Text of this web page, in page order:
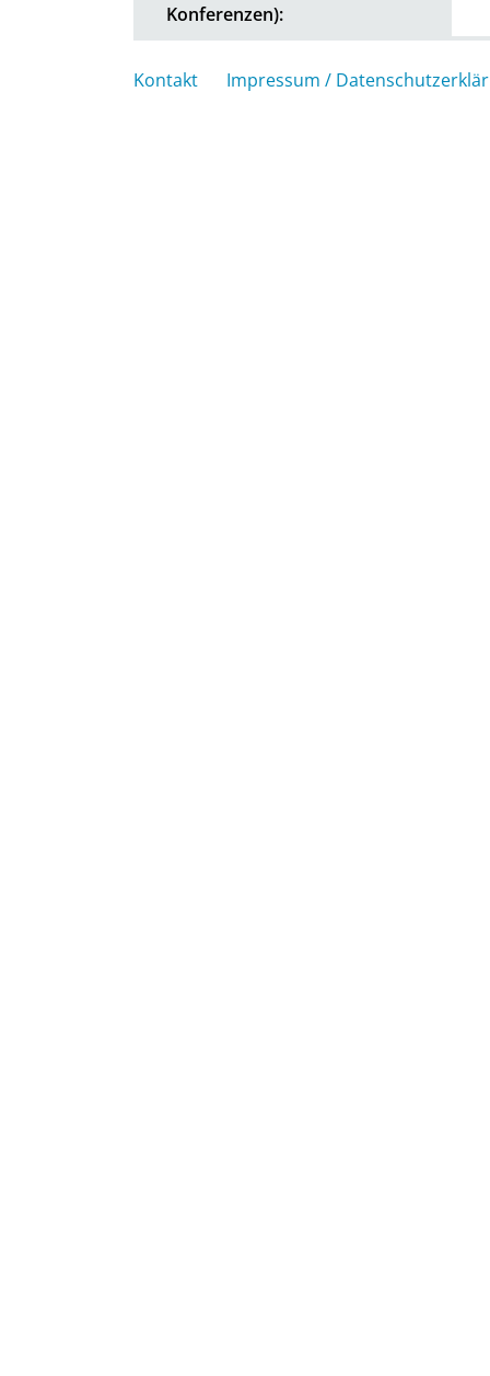
Konferenzen):
Kontakt Impressum /